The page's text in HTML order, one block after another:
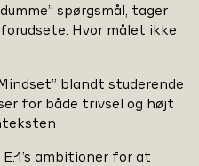
spørgsmål, tager
Hvor målet ikke
blandt studerende
for både trivsel og højt
ambitioner for at